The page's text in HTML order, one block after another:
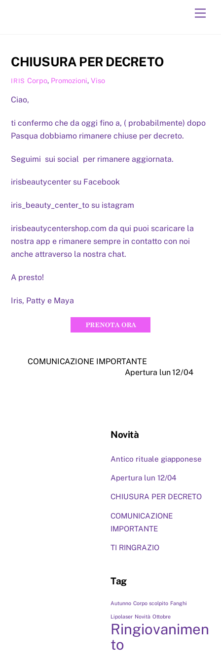
CHIUSURA PER DECRETO
IRIS Corpo, Promozioni, Viso
Ciao,
ti confermo che da oggi fino a, ( probabilmente) dopo
Pasqua dobbiamo rimanere chiuse per decreto.
Seguimi sui social per rimanere aggiornata.
irisbeautycenter su Facebook
iris_beauty_center_to su istagram
irisbeautycentershop.com da qui puoi scaricare la
nostra app e rimanere sempre in contatto con noi
anche attraverso la nostra chat.
A presto!
Iris, Patty e Maya
COMUNICAZIONE IMPORTANTE
Apertura lun 12/04
Novità
Antico rituale giapponese
Apertura lun 12/04
CHIUSURA PER DECRETO
COMUNICAZIONE
IMPORTANTE
TI RINGRAZIO
Tag
Autunno Corpo scolpito Fanghi
Lipolaser Novità Ottobre
Ringiovanimen
to